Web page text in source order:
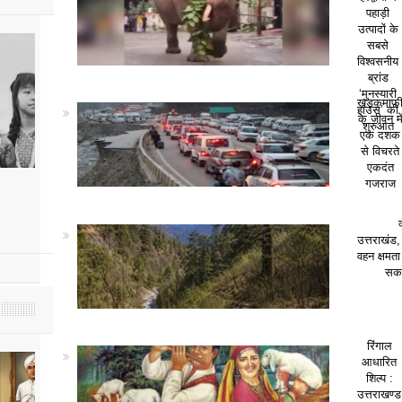
पहाड़ी
उत्पादों के
सबसे
विश्वसनीय
ब्रांड
‘मुनस्यारी
हाउस’ की
शुरुआत
के जीवन में
एक दशक
से विचरते
एकदंत
गजराज
उत्तराखंड,
वहन
रिंगाल
आधारित
शिल्प :
उत्तराखण्ड